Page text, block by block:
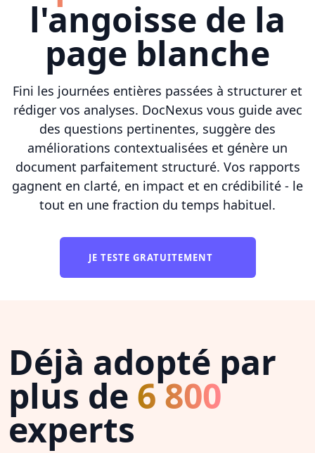
l'angoisse de la
page blanche
Fini les journées entières passées à structurer et
rédiger vos analyses. DocNexus vous guide avec
des questions pertinentes, suggère des
améliorations contextualisées et génère un
document parfaitement structuré. Vos rapports
gagnent en clarté, en impact et en crédibilité - le
tout en une fraction du temps habituel.
JE TESTE GRATUITEMENT
Déjà adopté par
plus de 6 800
experts